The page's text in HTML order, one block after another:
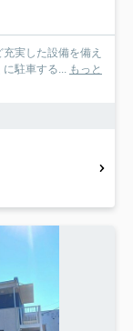
実した設備を備え
駐車する... もっと